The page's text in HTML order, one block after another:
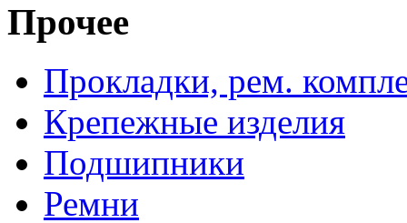
Прочее
Прокладки, рем.
Крепежные изделия
Подшипники
Ремни